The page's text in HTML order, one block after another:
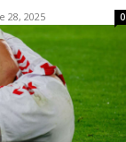
28, 2025 0